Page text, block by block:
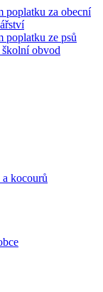
poplatku za obecní
poplatku ze psů
školní obvod
a kocourů